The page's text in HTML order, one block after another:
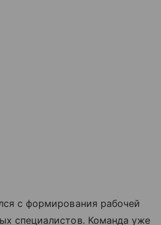
с формирования рабочей
специалистов. Команда уже